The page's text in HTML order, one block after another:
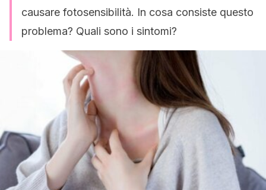
causare fotosensibilità. In cosa consiste questo
problema? Quali sono i sintomi?